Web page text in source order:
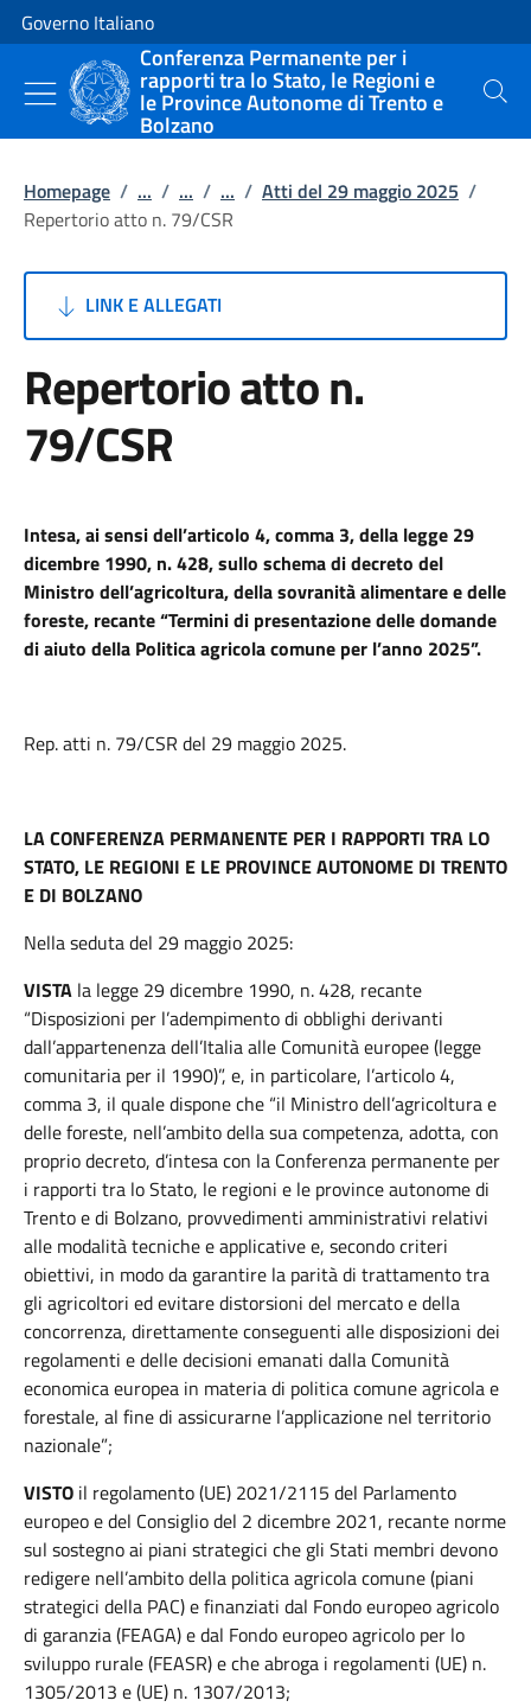
Vai al contenuto
Vai alla navigazione del sito
Governo Italiano
Conferenza Permanente per i
rapporti tra lo Stato, le Regioni e
le Province Autonome di Trento e
Bolzano
Cerca
Homepage / ... / ... / ... / Atti del 29 maggio 2025 /
Repertorio atto n. 79/CSR
LINK E ALLEGATI
Repertorio atto n.
79/CSR
Intesa, ai sensi dell’articolo 4, comma 3, della legge 29
dicembre 1990, n. 428, sullo schema di decreto del
Ministro dell’agricoltura, della sovranità alimentare e delle
foreste, recante “Termini di presentazione delle domande
di aiuto della Politica agricola comune per l’anno 2025”.
Rep. atti n. 79/CSR del 29 maggio 2025.
LA CONFERENZA PERMANENTE PER I RAPPORTI TRA LO
STATO, LE REGIONI E LE PROVINCE AUTONOME DI TRENTO
E DI BOLZANO
Nella seduta del 29 maggio 2025:
VISTA la legge 29 dicembre 1990, n. 428, recante
“Disposizioni per l’adempimento di obblighi derivanti
dall’appartenenza dell’Italia alle Comunità europee (legge
comunitaria per il 1990)”, e, in particolare, l’articolo 4,
comma 3, il quale dispone che “il Ministro dell’agricoltura e
delle foreste, nell’ambito della sua competenza, adotta, con
proprio decreto, d’intesa con la Conferenza permanente per
i rapporti tra lo Stato, le regioni e le province autonome di
Trento e di Bolzano, provvedimenti amministrativi relativi
alle modalità tecniche e applicative e, secondo criteri
obiettivi, in modo da garantire la parità di trattamento tra
gli agricoltori ed evitare distorsioni del mercato e della
concorrenza, direttamente conseguenti alle disposizioni dei
regolamenti e delle decisioni emanati dalla Comunità
economica europea in materia di politica comune agricola e
forestale, al fine di assicurarne l’applicazione nel territorio
nazionale”;
VISTO il regolamento (UE) 2021/2115 del Parlamento
europeo e del Consiglio del 2 dicembre 2021, recante norme
sul sostegno ai piani strategici che gli Stati membri devono
redigere nell’ambito della politica agricola comune (piani
strategici della PAC) e finanziati dal Fondo europeo agricolo
di garanzia (FEAGA) e dal Fondo europeo agricolo per lo
sviluppo rurale (FEASR) e che abroga i regolamenti (UE) n.
1305/2013 e (UE) n. 1307/2013;